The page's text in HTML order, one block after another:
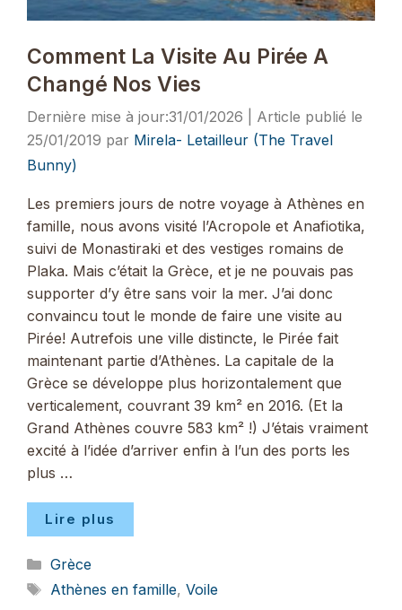
Comment La Visite Au Pirée A
Changé Nos Vies
31/01/2026
25/01/2019 par Mirela- Letailleur (The Travel
Bunny)
Les premiers jours de notre voyage à Athènes en
famille, nous avons visité l’Acropole et Anafiotika,
suivi de Monastiraki et des vestiges romains de
Plaka. Mais c’était la Grèce, et je ne pouvais pas
supporter d’y être sans voir la mer. J’ai donc
convaincu tout le monde de faire une visite au
Pirée! Autrefois une ville distincte, le Pirée fait
maintenant partie d’Athènes. La capitale de la
Grèce se développe plus horizontalement que
verticalement, couvrant 39 km² en 2016. (Et la
Grand Athènes couvre 583 km² !) J’étais vraiment
excité à l’idée d’arriver enfin à l’un des ports les
plus …
Lire plus
Catégories
Grèce
Étiquettes
Athènes en famille, Voile